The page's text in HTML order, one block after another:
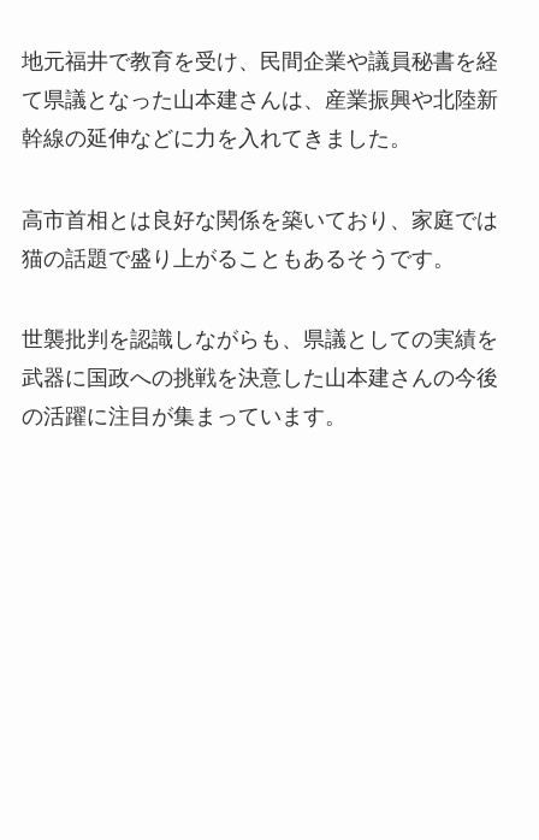
地元福井で教育を受け、民間企業や議員秘書を経
て県議となった山本建さんは、産業振興や北陸新
幹線の延伸などに力を入れてきました。
高市首相とは良好な関係を築いており、家庭では
猫の話題で盛り上がることもあるそうです。
世襲批判を認識しながらも、県議としての実績を
武器に国政への挑戦を決意した山本建さんの今後
の活躍に注目が集まっています。